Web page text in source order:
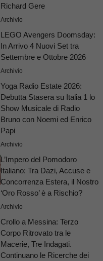
Richard Gere
Archivio
LEGO Avengers Doomsday:
In Arrivo 4 Nuovi Set tra
Settembre e Ottobre 2026
Archivio
Yoga Radio Estate 2026:
Debutta Stasera su Italia 1 lo
Show Musicale di Radio
Bruno con Noemi ed Enrico
Papi
Archivio
L’Impero del Pomodoro
Italiano: Tra Dazi, Accuse e
Concorrenza Estera, il Nostro
‘Oro Rosso’ è a Rischio?
Archivio
Crollo a Messina: Terzo
Corpo Ritrovato tra le
Macerie, Tre Indagati.
Continuano le Ricerche dei